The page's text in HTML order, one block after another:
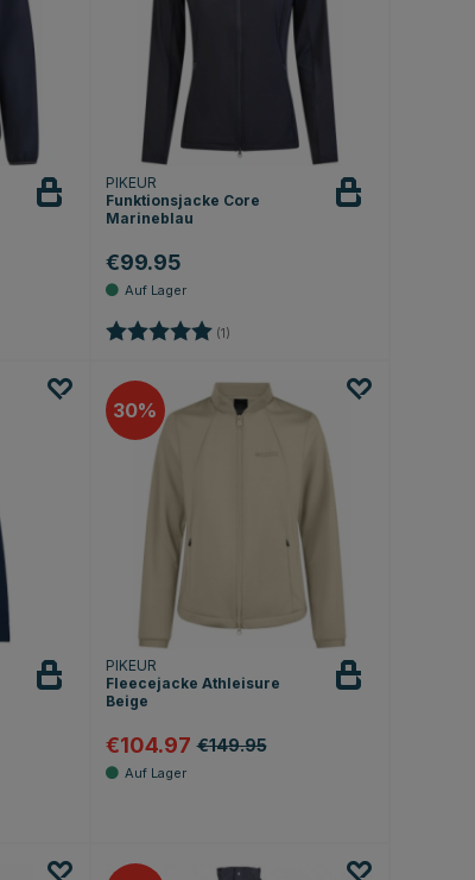
PIKEUR
Funktionsjacke Core
Marineblau
€99.95
Bewertung: (1)
30
PIKEUR
Fleecejacke Athleisure
Beige
€104.97 €149.95